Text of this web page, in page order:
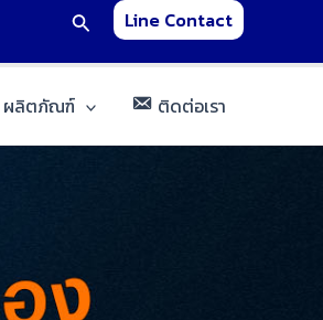
SearchLine Contact
ผลิตภัณฑ์ ติดต่อเรา